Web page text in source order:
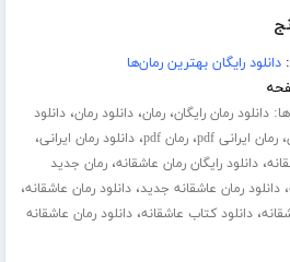
دانلود رایگان بهترین رمان‌ها
دانلود رمان رایگان،رمان،دانلود رمان،دانلود
،رمان ایرانی pdf ،رمان pdf ،دانلود رمان ایرانی،
،دانلود رایگان رمان عاشقانه،رمان جدید
،دانلود رمان عاشقانه جدید،دانلود رمان عاشقانه،
،دانلود کتاب عاشقانه،دانلود رمان عاشقانه